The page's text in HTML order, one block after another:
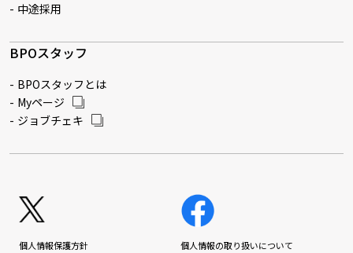
中途採用
BPOスタッフ
BPOスタッフとは
Myページ
ジョブチェキ
個人情報保護方針 個人情報の取り扱いについて